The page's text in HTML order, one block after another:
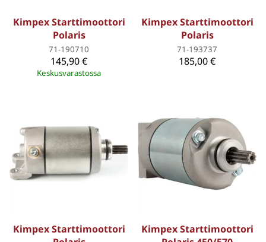
Kimpex Starttimoottori
Polaris
71-190710
145,90 €
Keskusvarastossa
Kimpex Starttimoottori
Polaris
71-193737
185,00 €
Kimpex Starttimoottori
Kimpex Starttimoottori